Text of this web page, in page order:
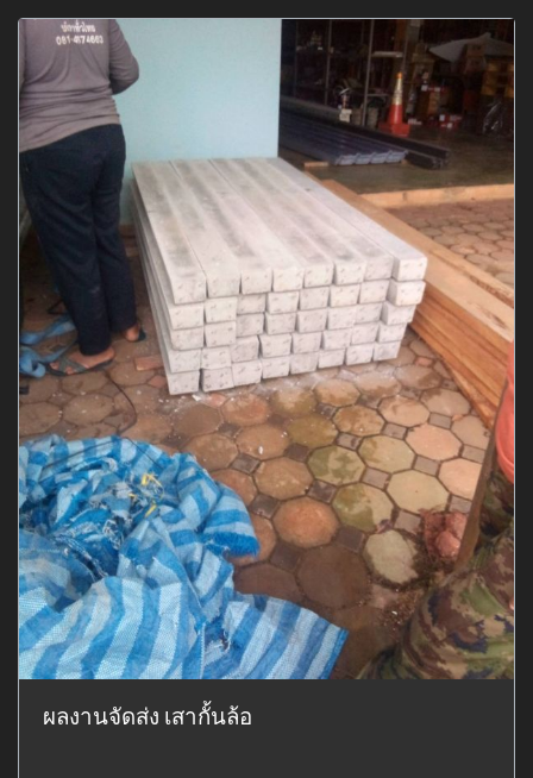
ผลงานจัดส่ง เสากั้นล้อ